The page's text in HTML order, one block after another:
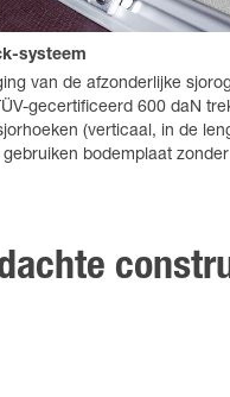
systeem
van de afzonderlijke
gecertificeerd 600 daN
(verticaal, in de
bodemplaat